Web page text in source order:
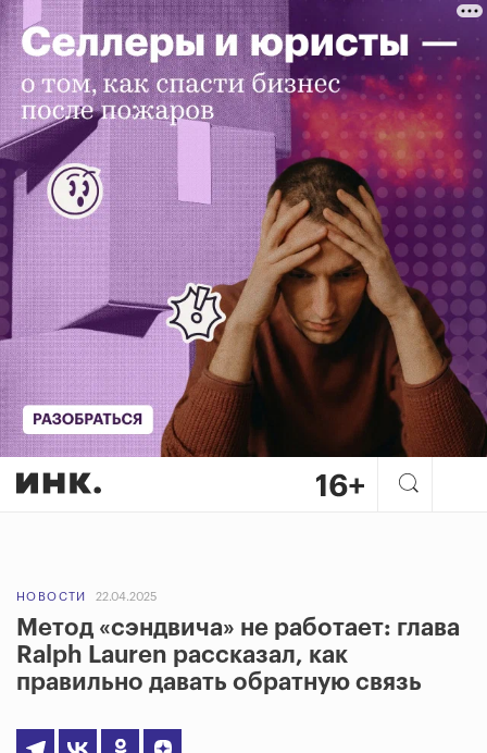
НОВОСТИ 22.04.2025
Метод «сэндвича» не работает: глава
Ralph Lauren рассказал, как
правильно давать обратную связь